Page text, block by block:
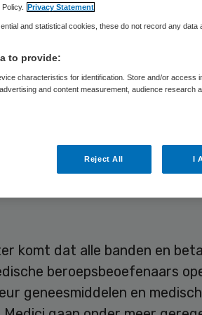
Gezondheidszorg (IGZ) ligt,
Dat heeft RTL Nieuws
komt dat alle banden en
beroepsbeoefenaars
geneesmiddelen en
Privacy Statement
and statistical cookies, these do not record any data
to provide:
characteristics for identification. Store and/or access
and content measurement, audience research
Reject All I